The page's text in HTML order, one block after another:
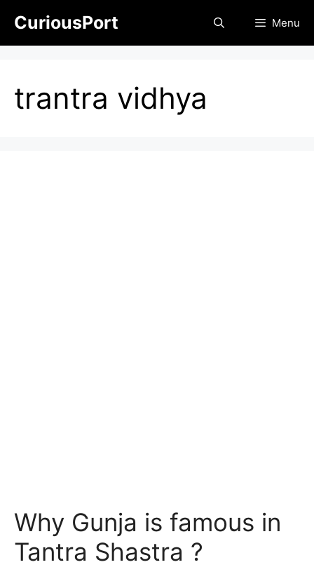
content
CuriousPort Menu
trantra vidhya
Why Gunja is famous in
Tantra Shastra ?